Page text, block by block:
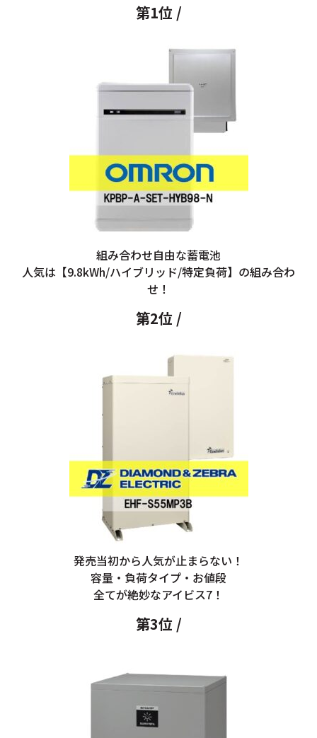
第1位 /
組み合わせ自由な蓄電池
人気は【9.8kWh/ハイブリッド/特定負荷】の組み合わ
せ！
第2位 /
発売当初から人気が止まらない！
容量・負荷タイプ・お値段
全てが絶妙なアイビス7！
第3位 /